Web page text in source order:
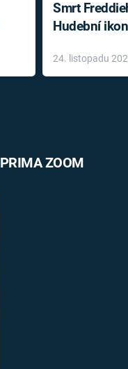
Smrt
Hudební
léky
24. listopadu
ZOOM